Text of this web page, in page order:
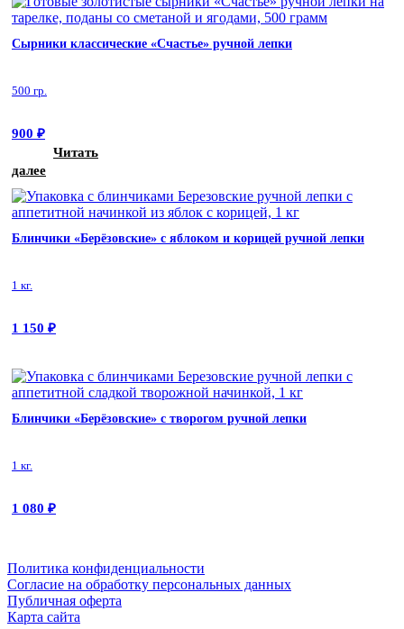
Сырники классические «Счастье» ручной лепки
500 гр.
900 ₽
Читать
далее
Блинчики «Берёзовские» с яблоком и корицей ручной лепки
1 кг.
1 150 ₽
Блинчики «Берёзовские» с творогом ручной лепки
1 кг.
1 080 ₽
Политика конфиденциальности
Cогласие на обработку персональных данных
Публичная оферта
Карта сайта